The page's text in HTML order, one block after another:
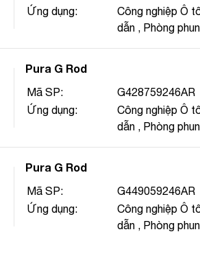
Ứng dụng:
Công nghiệp Ô
dẫn , Phòng
Chăm sóc sức
Pura G Rod
Mã SP:
G428759246AR
Ứng dụng:
Công nghiệp Ô
dẫn , Phòng
Chăm sóc sức
Pura G Rod
Mã SP:
G449059246AR
Ứng dụng:
Công nghiệp Ô
dẫn , Phòng